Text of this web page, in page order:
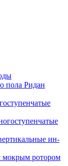
пола Ридан
ин-
мокрым ротором